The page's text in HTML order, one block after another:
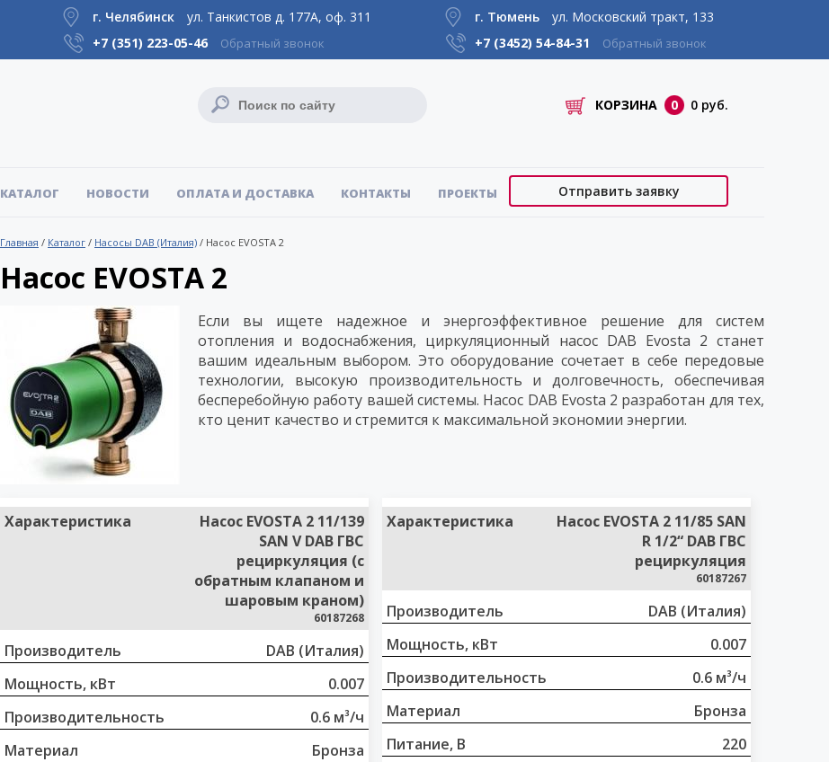
г. Челябинск
ул. Танкистов д. 177А, оф. 311
+7 (351) 223-05-46 Обратный звонок
г. Тюмень
ул. Московский тракт, 133
+7 (3452) 54-84-31 Обратный звонок
КОРЗИНА 0 0 руб.
Отправить заявку
КАТАЛОГ НОВОСТИ ОПЛАТА И ДОСТАВКА КОНТАКТЫ ПРОЕКТЫ
Главная / Каталог / Насосы DAB (Италия) / Насос EVOSTA 2
Насос EVOSTA 2
Если вы ищете надежное и энергоэффективное решение для систем
отопления и водоснабжения, циркуляционный насос DAB Evosta 2 станет
вашим идеальным выбором. Это оборудование сочетает в себе передовые
технологии, высокую производительность и долговечность, обеспечивая
бесперебойную работу вашей системы. Насос DAB Evosta 2 разработан для тех,
кто ценит качество и стремится к максимальной экономии энергии.
Характеристика
Насос EVOSTA 2 11/139
SAN V DAB ГВС
рециркуляция (с
обратным клапаном и
шаровым краном)
60187268
Производитель
DAB (Италия)
Мощность, кВт
0.007
Производительность
0.6 м³/ч
Материал
Бронза
Характеристика
Насос EVOSTA 2 11/85 SAN
R 1/2“ DAB ГВС
рециркуляция
60187267
Производитель
DAB (Италия)
Мощность, кВт
0.007
Производительность
0.6 м³/ч
Материал
Бронза
Питание, В
220